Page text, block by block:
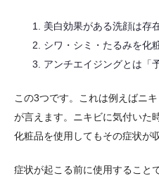
美白効果がある洗顔は存
シワ・シミ・たるみを化
アンチエイジングとは「
この3つです。これは例えばニ
が言えます。ニキビに気付いた
化粧品を使用してもその症状が
症状が起こる前に使用すること